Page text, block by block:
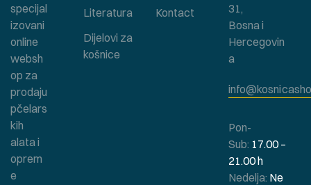
Literatura
Dijelovi za
košnice
Kontact
specijal
izovani
online
websh
op za
prodaju
pčelars
kih
alata i
oprem
e
31,
Bosna i
Hercegovin
a
Pon-
Sub: 17.00 –
21.00 h
Nedelja: Ne